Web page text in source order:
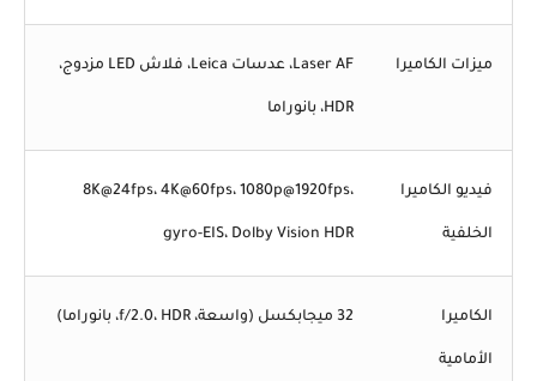
ميزات الكاميرا Laser AF، عدسات Leica، فلاش LED مزدوج،
HDR، بانوراما
فيديو الكاميرا
الخلفية
8K@24fps، 4K@60fps، 1080p@1920fps،
gyro-EIS، Dolby Vision HDR
الكاميرا
الأمامية
32 ميجابكسل (واسعة، f/2.0، HDR، بانوراما)